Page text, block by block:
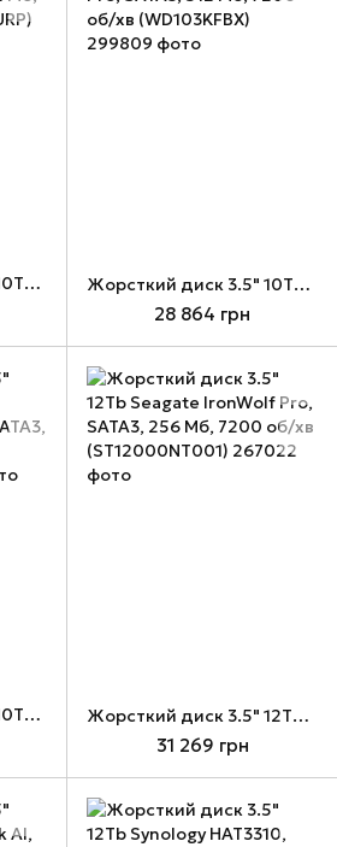
Жорсткий диск 3.5" 10Tb Western Digital Purple Pro, SATA3, 512 Мб, 7200 об/хв (WD102PURP) Жорсткий диск 3.5" 10Tb Western Digital Red Pro, SATA3, 512 Мб, 7200 об/хв (WD103KFBX)
28 864 грн
Жорсткий диск 3.5" 10Tb Western Digital Ultrastar DC HA340, SATA3, 256 Мб, 7200 об/хв (0B47062) Жорсткий диск 3.5" 12Tb Seagate IronWolf Pro, SATA3, 256 Мб, 7200 об/хв (ST12000NT001)
31 269 грн